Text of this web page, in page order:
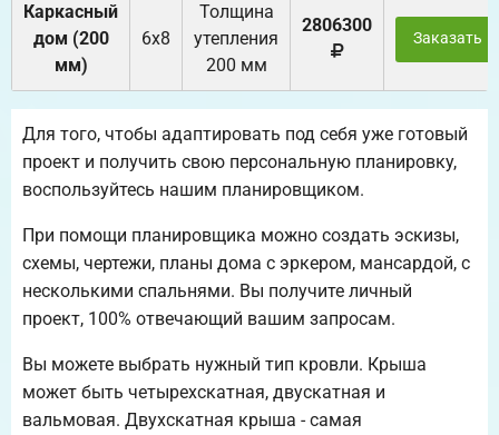
Каркасный
дом (200
мм)
6х8
Толщина
утепления
200 мм
2806300
Заказать
Для того, чтобы адаптировать под себя уже готовый
проект и получить свою персональную планировку,
воспользуйтесь нашим планировщиком.
При помощи планировщика можно создать эскизы,
схемы, чертежи, планы дома с эркером, мансардой, с
несколькими спальнями. Вы получите личный
проект, 100% отвечающий вашим запросам.
Вы можете выбрать нужный тип кровли. Крыша
может быть четырехскатная, двускатная и
вальмовая. Двухскатная крыша - самая